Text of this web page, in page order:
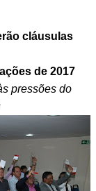
cláusulas
de 2017
pressões do